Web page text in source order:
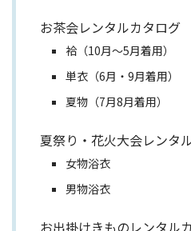
お茶会レンタルカタログ
袷（10月～5月着用）
単衣（6月・9月着用）
夏物（7月8月着用）
夏祭り・花火大会レンタ
女物浴衣
男物浴衣
お出掛けきものレンタル